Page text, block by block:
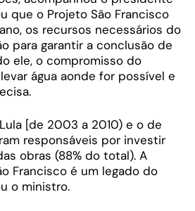
que o Projeto São Francisco
os recursos necessários do
para garantir a conclusão de
ele, o compromisso do
água aonde for possível e
[de 2003 a 2010) e o de
responsáveis por investir
obras (88% do total). A
Francisco é um legado do
o ministro.